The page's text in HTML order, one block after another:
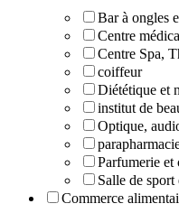
Bar à ongles
Centre
Centre Spa,
coiffeur
Diététique et
institut de
Optique,
Parfumerie et
Salle de sport
Commerce